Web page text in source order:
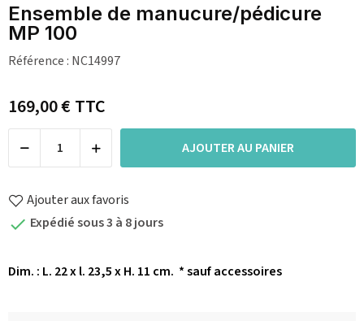
Ensemble de manucure/pédicure
MP 100
Référence : NC14997
169,00 €TTC
AJOUTER AU PANIER
Ajouter aux favoris
 Expédié sous 3 à 8 jours
Dim. : L. 22 x l. 23,5 x H. 11 cm. * sauf accessoires